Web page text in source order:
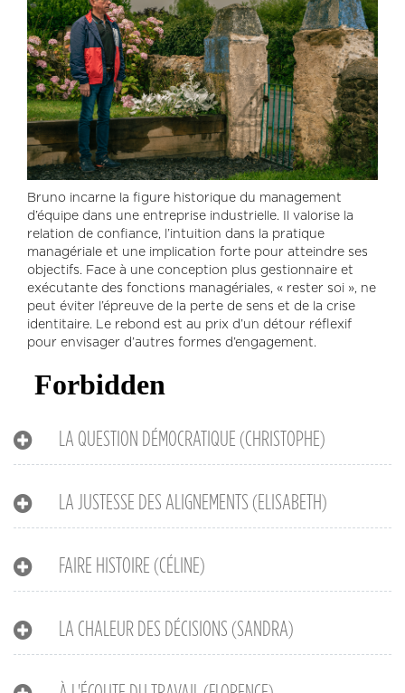
Bruno incarne la figure historique du management
d’équipe dans une entreprise industrielle. Il valorise la
relation de confiance, l’intuition dans la pratique
managériale et une implication forte pour atteindre ses
objectifs. Face à une conception plus gestionnaire et
exécutante des fonctions managériales, « rester soi », ne
peut éviter l’épreuve de la perte de sens et de la crise
identitaire. Le rebond est au prix d’un détour réflexif
pour envisager d’autres formes d’engagement.
LA QUESTION DÉMOCRATIQUE (CHRISTOPHE)
LA JUSTESSE DES ALIGNEMENTS (ELISABETH)
FAIRE HISTOIRE (CÉLINE)
LA CHALEUR DES DÉCISIONS (SANDRA)